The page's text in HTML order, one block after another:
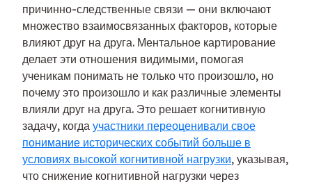
причинно-следственные связи — они включают
множество взаимосвязанных факторов, которые
влияют друг на друга. Ментальное картирование
делает эти отношения видимыми, помогая
ученикам понимать не только что произошло, но
почему это произошло и как различные элементы
влияли друг на друга. Это решает когнитивную
задачу, когда участники переоценивали свое
понимание исторических событий больше в
условиях высокой когнитивной нагрузки, указывая,
что снижение когнитивной нагрузки через